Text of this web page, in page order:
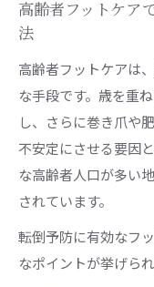
高齢者フ
横浜市で
がる背景
高齢者フットケア
法
高齢者フットケアは
な手段です。歳を重
し、さらに巻き爪や
不安定にさせる要因
な高齢者人口が多い
されています。
転倒予防に有効なフ
なポイントが挙げられ